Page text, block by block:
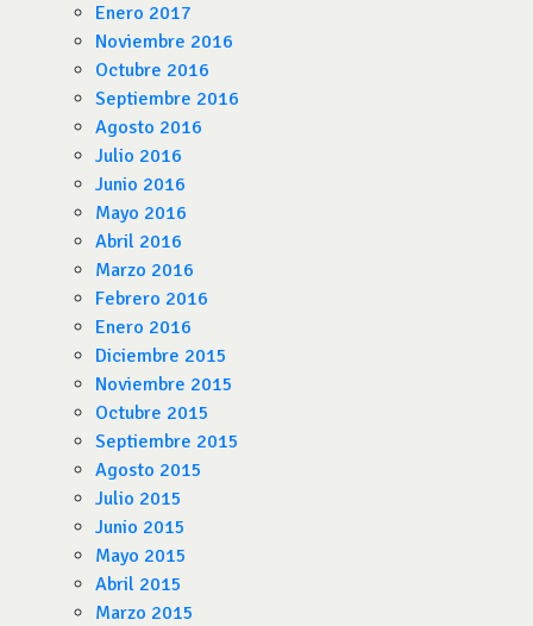
Enero 2017
Noviembre 2016
Octubre 2016
Septiembre 2016
Agosto 2016
Julio 2016
Junio 2016
Mayo 2016
Abril 2016
Marzo 2016
Febrero 2016
Enero 2016
Diciembre 2015
Noviembre 2015
Octubre 2015
Septiembre 2015
Agosto 2015
Julio 2015
Junio 2015
Mayo 2015
Abril 2015
Marzo 2015